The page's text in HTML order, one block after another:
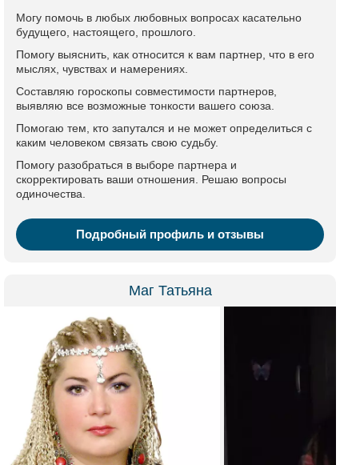
Могу помочь в любых любовных вопросах касательно
будущего, настоящего, прошлого.
Помогу выяснить, как относится к вам партнер, что в его
мыслях, чувствах и намерениях.
Составляю гороскопы совместимости партнеров,
выявляю все возможные тонкости вашего союза.
Помогаю тем, кто запутался и не может определиться с
каким человеком связать свою судьбу.
Помогу разобраться в выборе партнера и
скорректировать ваши отношения. Решаю вопросы
одиночества.
Подробный профиль и отзывы
Маг Татьяна